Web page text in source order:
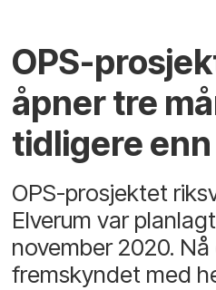
OPS-
åpner tre
tidligere
OPS-prosjektet
Elverum var
november 2020.
fremskyndet med